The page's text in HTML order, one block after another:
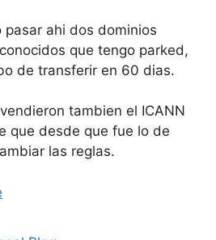
pasar ahi dos dominios
que tengo parked,
de transferir en 60 dias.
tambien el ICANN
que desde que fue lo de
las reglas.